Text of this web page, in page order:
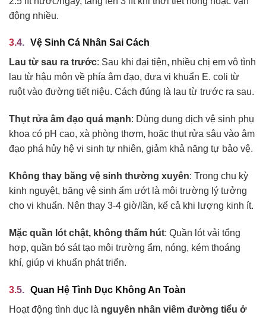
động nhiều.
Vệ Sinh Cá Nhân Sai Cách
Lau từ sau ra trước: Sau khi đại tiện, nhiều chị em vô tình
lau từ hậu môn về phía âm đạo, đưa vi khuẩn E. coli từ
ruột vào đường tiết niệu. Cách đúng là lau từ trước ra sau.
Thụt rửa âm đạo quá mạnh: Dùng dung dịch vệ sinh phụ
khoa có pH cao, xà phòng thơm, hoặc thụt rửa sâu vào âm
đạo phá hủy hệ vi sinh tự nhiên, giảm khả năng tự bảo vệ.
Không thay băng vệ sinh thường xuyên: Trong chu kỳ
kinh nguyệt, băng vệ sinh ẩm ướt là môi trường lý tưởng
cho vi khuẩn. Nên thay 3-4 giờ/lần, kể cả khi lượng kinh ít.
Mặc quần lót chật, không thấm hút: Quần lót vải tổng
hợp, quần bó sát tạo môi trường ẩm, nóng, kém thoáng
khí, giúp vi khuẩn phát triển.
Quan Hệ Tình Dục Không An Toàn
Hoạt động tình dục là nguyên nhân viêm đường tiểu ở